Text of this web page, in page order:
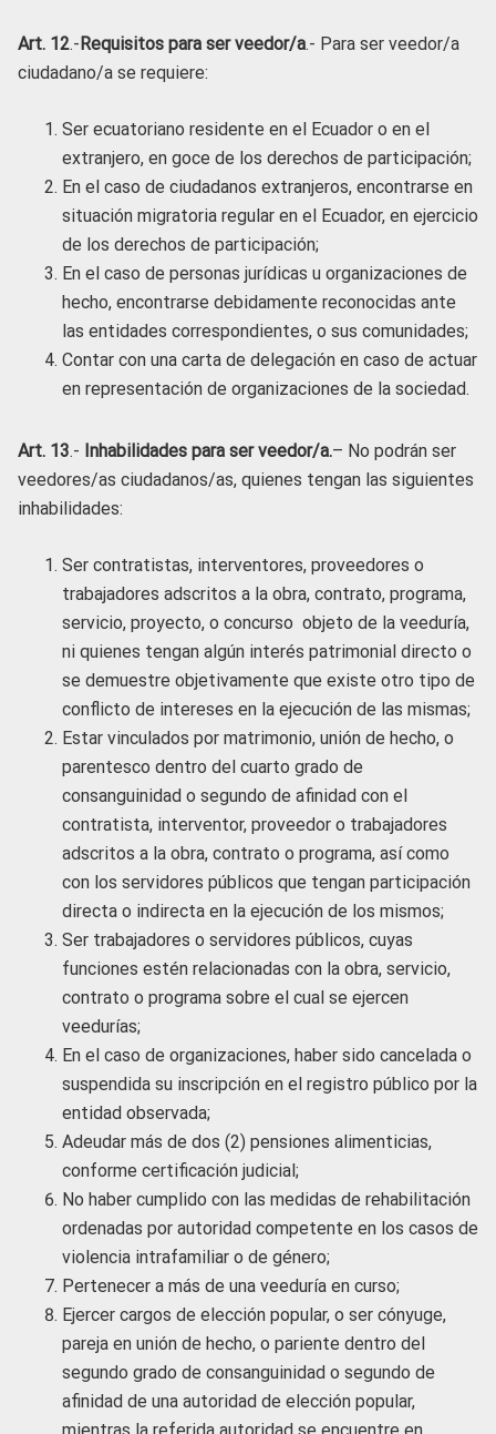
Art. 12.-Requisitos para ser veedor/a.- Para ser veedor/a
ciudadano/a se requiere:
Ser ecuatoriano residente en el Ecuador o en el
extranjero, en goce de los derechos de participación;
En el caso de ciudadanos extranjeros, encontrarse en
situación migratoria regular en el Ecuador, en ejercicio
de los derechos de participación;
En el caso de personas jurídicas u organizaciones de
hecho, encontrarse debidamente reconocidas ante
las entidades correspondientes, o sus comunidades;
Contar con una carta de delegación en caso de actuar
en representación de organizaciones de la sociedad.
Art. 13.- Inhabilidades para ser veedor/a.– No podrán ser
veedores/as ciudadanos/as, quienes tengan las siguientes
inhabilidades:
Ser contratistas, interventores, proveedores o
trabajadores adscritos a la obra, contrato, programa,
servicio, proyecto, o concurso objeto de la veeduría,
ni quienes tengan algún interés patrimonial directo o
se demuestre objetivamente que existe otro tipo de
conflicto de intereses en la ejecución de las mismas;
Estar vinculados por matrimonio, unión de hecho, o
parentesco dentro del cuarto grado de
consanguinidad o segundo de afinidad con el
contratista, interventor, proveedor o trabajadores
adscritos a la obra, contrato o programa, así como
con los servidores públicos que tengan participación
directa o indirecta en la ejecución de los mismos;
Ser trabajadores o servidores públicos, cuyas
funciones estén relacionadas con la obra, servicio,
contrato o programa sobre el cual se ejercen
veedurías;
En el caso de organizaciones, haber sido cancelada o
suspendida su inscripción en el registro público por la
entidad observada;
Adeudar más de dos (2) pensiones alimenticias,
conforme certificación judicial;
No haber cumplido con las medidas de rehabilitación
ordenadas por autoridad competente en los casos de
violencia intrafamiliar o de género;
Pertenecer a más de una veeduría en curso;
Ejercer cargos de elección popular, o ser cónyuge,
pareja en unión de hecho, o pariente dentro del
segundo grado de consanguinidad o segundo de
afinidad de una autoridad de elección popular,